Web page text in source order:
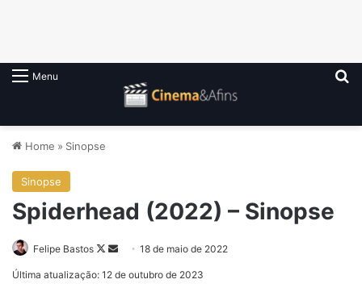
Menu
Home » Sinopse
Sinopse
Spiderhead (2022) – Sinopse
Felipe Bastos
Follow
Mande18 de maio de 2022
Última atualização: 12 de outubro de 2023